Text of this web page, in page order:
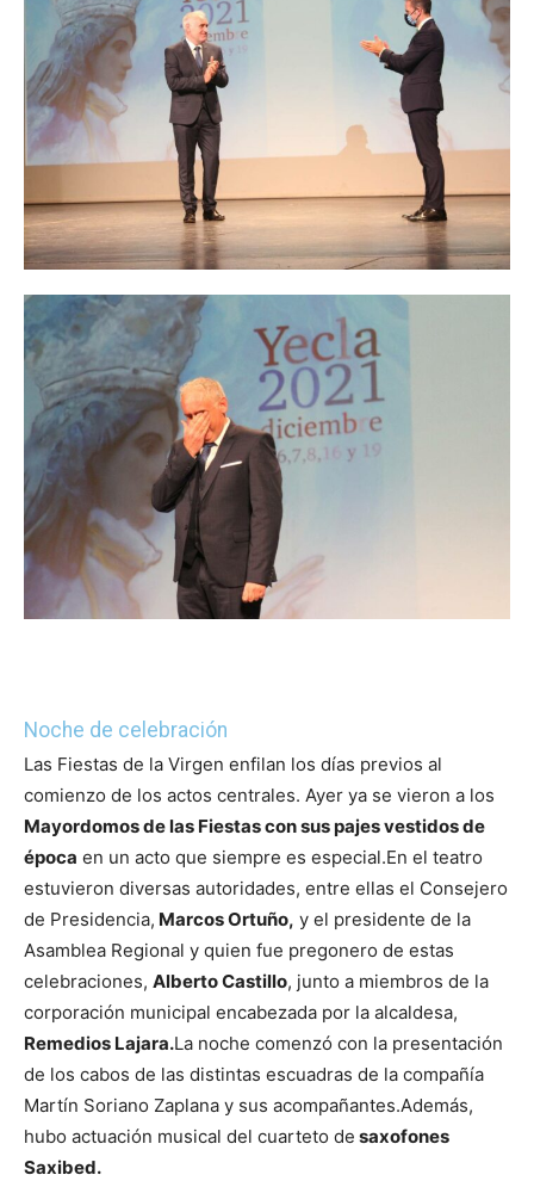
Noche de celebración
Las Fiestas de la Virgen enfilan los días previos al
comienzo de los actos centrales. Ayer ya se vieron a los
Mayordomos de las Fiestas con sus pajes vestidos de
época en un acto que siempre es especial.En el teatro
estuvieron diversas autoridades, entre ellas el Consejero
de Presidencia, Marcos Ortuño, y el presidente de la
Asamblea Regional y quien fue pregonero de estas
celebraciones, Alberto Castillo, junto a miembros de la
corporación municipal encabezada por la alcaldesa,
Remedios Lajara.La noche comenzó con la presentación
de los cabos de las distintas escuadras de la compañía
Martín Soriano Zaplana y sus acompañantes.Además,
hubo actuación musical del cuarteto de saxofones
Saxibed.